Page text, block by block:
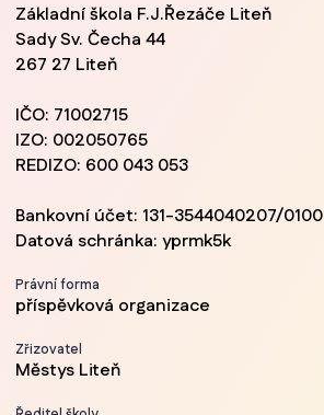
Základní škola F.J.Řezáče Liteň
Sady Sv. Čecha 44
267 27 Liteň
IČO: 71002715
IZO: 002050765
REDIZO: 600 043 053
Bankovní účet: 131-3544040207/0100
Datová schránka: yprmk5k
Právní forma
příspěvková organizace
Zřizovatel
Městys Liteň